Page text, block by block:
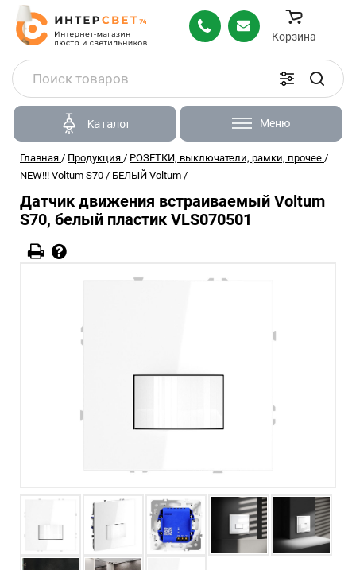
Корзина
Каталог Меню
Главная / Продукция / РОЗЕТКИ, выключатели, рамки, прочее /
NEW!!! Voltum S70 / БЕЛЫЙ Voltum /
Датчик движения встраиваемый Voltum
S70, белый пластик VLS070501